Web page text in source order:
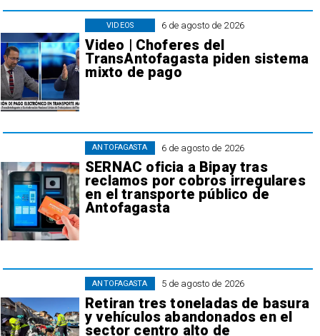
6 de agosto de 2026
Video | Choferes del
TransAntofagasta piden sistema
mixto de pago
VIDEOS
6 de agosto de 2026
SERNAC oficia a Bipay tras
reclamos por cobros irregulares
en el transporte público de
Antofagasta
ANTOFAGASTA
5 de agosto de 2026
Retiran tres toneladas de basura
y vehículos abandonados en el
sector centro alto de
ANTOFAGASTA